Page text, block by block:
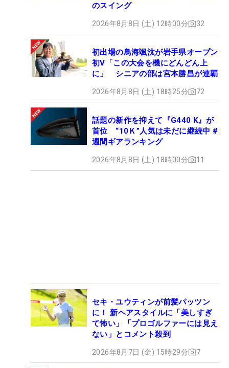
のスイング
2026年8月8日 (土) 12時00分 32
初出場の鳥海颯汰が岩手県オープン
初V「この大会を機にどんどん上
に」 シニアの部は宮本勝昌が連覇
2026年8月8日 (土) 18時25分 72
話題の新作を抑えて『G440 K』が
首位 “10Ｋ”人気は未だに継続中 #
週間ギアランキング
2026年8月8日 (土) 18時00分 11
セキ・ユウティンが前髪パッツン
に！ 新ヘアスタイルに「美しすぎ
て怖い」「プロゴルファーには見え
ない」とコメント殺到
2026年8月7日 (金) 15時29分 7